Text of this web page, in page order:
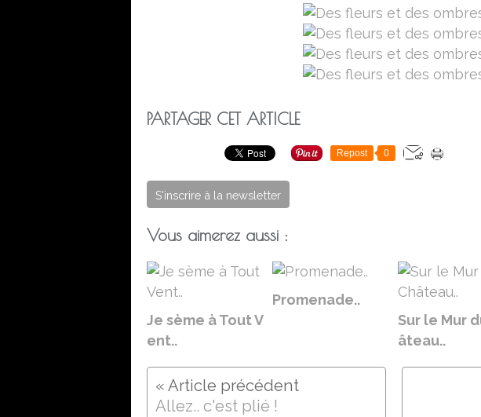
PARTAGER CET ARTICLE
Repost 0
S'inscrire à la newsletter
Vous aimerez aussi :
Je sème à Tout V
ent..
Promenade..
Sur le Mur
âteau..
Allez.. c'est plié !